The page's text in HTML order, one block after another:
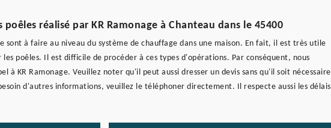
réalisé par KR Ramonage à Chanteau dans le 45400
sont à faire au niveau du système de chauffage dans une maison. En fait, il est très utile
poêles. Il est difficile de procéder à ces types d'opérations. Par conséquent, nous
à KR Ramonage. Veuillez noter qu'il peut aussi dresser un devis sans qu'il soit nécessaire
d'autres informations, veuillez le téléphoner directement. Il respecte aussi les délais